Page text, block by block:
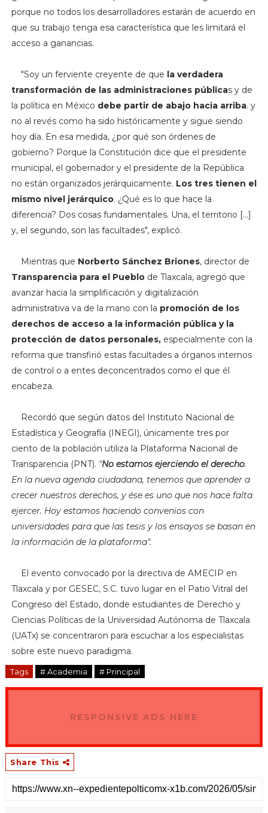
porque no todos los desarrolladores estarán de acuerdo en
que su trabajo tenga esa característica que les limitará el
acceso a ganancias.
"Soy un ferviente creyente de que la verdadera
transformación de las administraciones públicas y de
la política en México debe partir de abajo hacia arriba. y
no al revés como ha sido históricamente y sigue siendo
hoy día. En esa medida, ¿por qué son órdenes de
gobierno? Porque la Constitución dice que el presidente
municipal, el gobernador y el presidente de la República
no están organizados jerárquicamente. Los tres tienen el
mismo nivel jerárquico. ¿Qué es lo que hace la
diferencia? Dos cosas fundamentales. Una, el territorio [...]
y, el segundo, son las facultades", explicó.
Mientras que Norberto Sánchez Briones, director de
Transparencia para el Pueblode Tlaxcala, agregó que
avanzar hacia la simplificación y digitalización
administrativa va de la mano con la promoción de los
derechos de acceso a la información pública y la
protección de datos personales,especialmente con la
reforma que transfirió estas facultades a órganos internos
de control o a entes deconcentrados como el que él
encabeza.
Recordó que según datos del Instituto Nacional de
Estadística y Geografía (INEGI), únicamente tres por
ciento de la población utiliza la Plataforma Nacional de
Transparencia (PNT). "No estamos ejerciendo el derecho.
En la nueva agenda ciudadana, tenemos que aprender a
crecer nuestros derechos, y ése es uno que nos hace falta
ejercer. Hoy estamos haciendo convenios con
universidades para que las tesis y los ensayos se basan en
la información de la plataforma".
El evento convocado por la directiva de AMECIP en
Tlaxcala y por GESEC, S.C. tuvo lugar en el Patio Vitral del
Congreso del Estado, donde estudiantes de Derecho y
Ciencias Políticas de la Universidad Autónoma de Tlaxcala
(UATx) se concentraron para escuchar a los especialistas
sobre este nuevo paradigma.
Tags # Academia # Principal
RESPONSIVE ADS HERE
Share This